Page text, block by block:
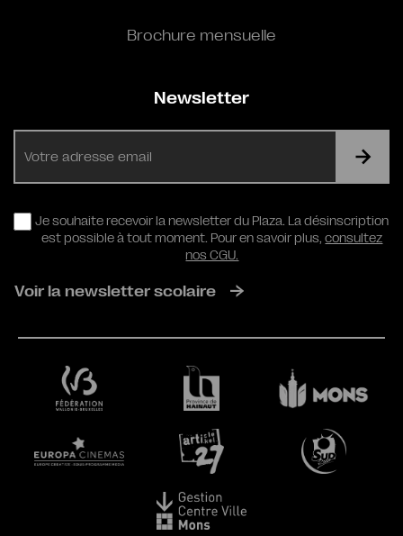
Brochure mensuelle
Newsletter
RGPD
Je souhaite recevoir la newsletter du Plaza. La désinscription
est possible à tout moment. Pour en savoir plus,consultez
nos CGU.
Voir la newsletter scolaire